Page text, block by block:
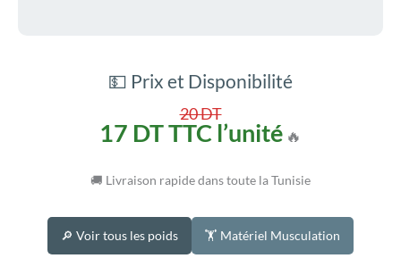
💵 Prix et Disponibilité
20 DT
17 DT TTC l’unité 🔥
🚚 Livraison rapide dans toute la Tunisie
🔎 Voir tous les poids 🏋️ Matériel Musculation